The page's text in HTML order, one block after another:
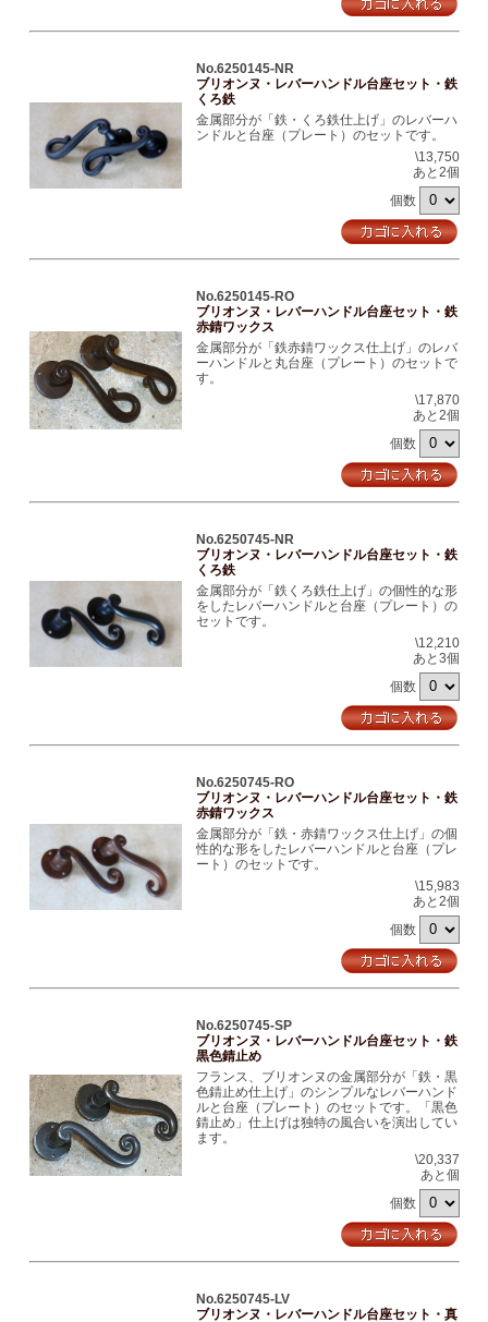
No.6250145-NR
ブリオンヌ・レバーハンドル台座セット・鉄
くろ鉄
金属部分が「鉄・くろ鉄仕上げ」のレバーハ
ンドルと台座（プレート）のセットです。
\13,750
あと2個
個数
No.6250145-RO
ブリオンヌ・レバーハンドル台座セット・鉄
赤錆ワックス
金属部分が「鉄赤錆ワックス仕上げ」のレバ
ーハンドルと丸台座（プレート）のセットで
す。
\17,870
あと2個
個数
No.6250745-NR
ブリオンヌ・レバーハンドル台座セット・鉄
くろ鉄
金属部分が「鉄くろ鉄仕上げ」の個性的な形
をしたレバーハンドルと台座（プレート）の
セットです。
\12,210
あと3個
個数
No.6250745-RO
ブリオンヌ・レバーハンドル台座セット・鉄
赤錆ワックス
金属部分が「鉄・赤錆ワックス仕上げ」の個
性的な形をしたレバーハンドルと台座（プレ
ート）のセットです。
\15,983
あと2個
個数
No.6250745-SP
ブリオンヌ・レバーハンドル台座セット・鉄
黒色錆止め
フランス、ブリオンヌの金属部分が「鉄・黒
色錆止め仕上げ」のシンプルなレバーハンド
ルと台座（プレート）のセットです。「黒色
錆止め」仕上げは独特の風合いを演出してい
ます。
\20,337
あと個
個数
No.6250745-LV
ブリオンヌ・レバーハンドル台座セット・真